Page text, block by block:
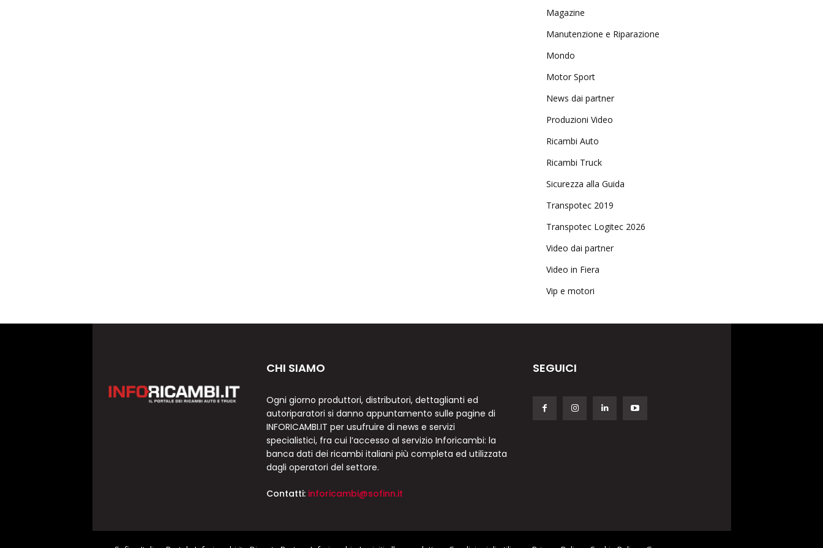
Magazine
Manutenzione e Riparazione
Mondo
Motor Sport
News dai partner
Produzioni Video
Ricambi Auto
Ricambi Truck
Sicurezza alla Guida
Transpotec 2019
Transpotec Logitec 2026
Video dai partner
Video in Fiera
Vip e motori
CHI SIAMO
Ogni giorno produttori, distributori, dettaglianti ed
autoriparatori si danno appuntamento sulle pagine di
INFORICAMBI.IT per usufruire di news e servizi
specialistici, fra cui l’accesso al servizio Inforicambi: la
banca dati dei ricambi italiani più completa ed utilizzata
dagli operatori del settore.
Contatti: inforicambi@sofinn.it
SEGUICI